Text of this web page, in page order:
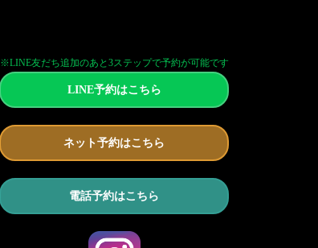
※LINE友だち追加のあと3ステップで予約が可能です
LINE予約はこちら
ネット予約はこちら
電話予約はこちら